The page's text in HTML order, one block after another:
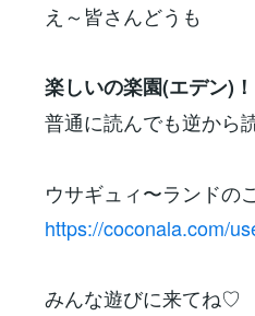
え～皆さんどうも
楽しいの楽園(エデン)
普通に読んでも逆から
ウサギュィ〜ランドの
https://coconala.com/
みんな遊びに来てね♡